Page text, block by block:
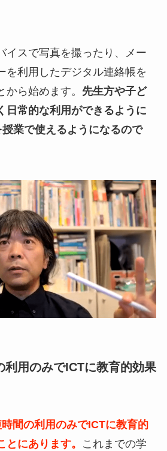
イスで写真を撮ったり、メー
を利用したデジタル連絡帳を
ら始めます。 先生方や子ど
日常的な利用ができるように
業で使えるようになるので
用のみでICTに教育的効果
間の利用のみでICTに教育的
にあります。
これまでの学